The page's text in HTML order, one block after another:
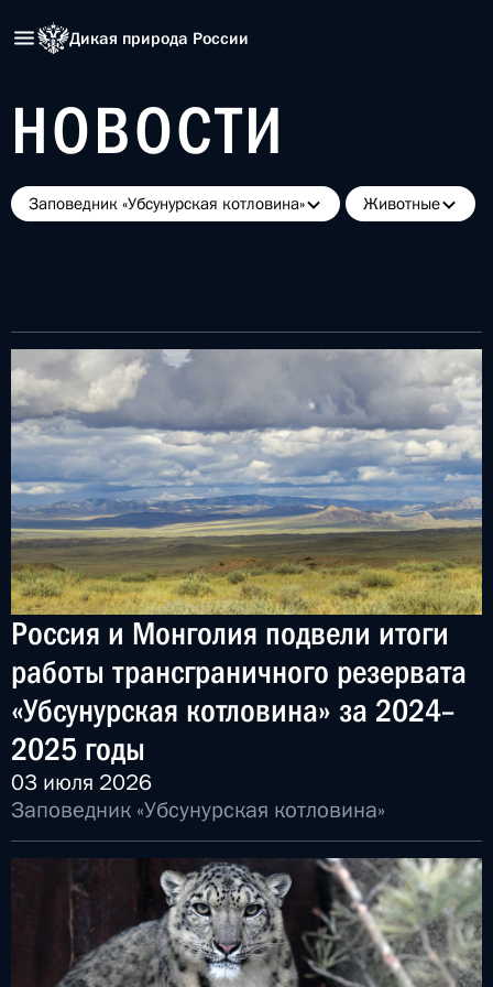
Дикая природа России
НОВОСТИ
Заповедник «Убсунурская котловина» Животные
Россия и Монголия подвели итоги
работы трансграничного резервата
«Убсунурская котловина» за 2024–
2025 годы
03 июля 2026
Заповедник «Убсунурская котловина»